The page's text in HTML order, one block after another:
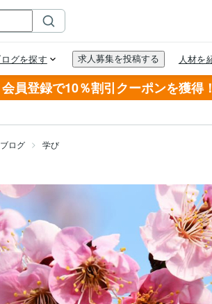
会員登録で10％割引クーポンを獲得！
ブログ 学び